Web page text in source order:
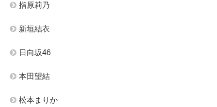
指原莉乃
新垣結衣
日向坂46
本田望結
松本まりか